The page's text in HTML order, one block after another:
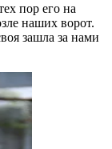
пор его на
наших ворот.
зашла за нами